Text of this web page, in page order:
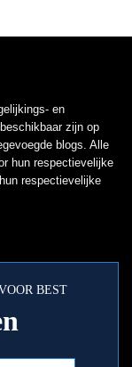
en
zijn op
blogs. Alle
hun respectievelijke
respectievelijke
BEST